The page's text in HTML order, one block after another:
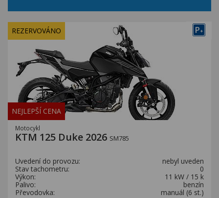
P+
REZERVOVÁNO
NEJLEPŠÍ CENA
Motocykl
KTM 125 Duke 2026 SM785
Uvedení do provozu:
nebyl uveden
Stav tachometru:
0
Výkon:
11 kW / 15 k
Palivo:
benzín
Převodovka:
manuál (6 st.)